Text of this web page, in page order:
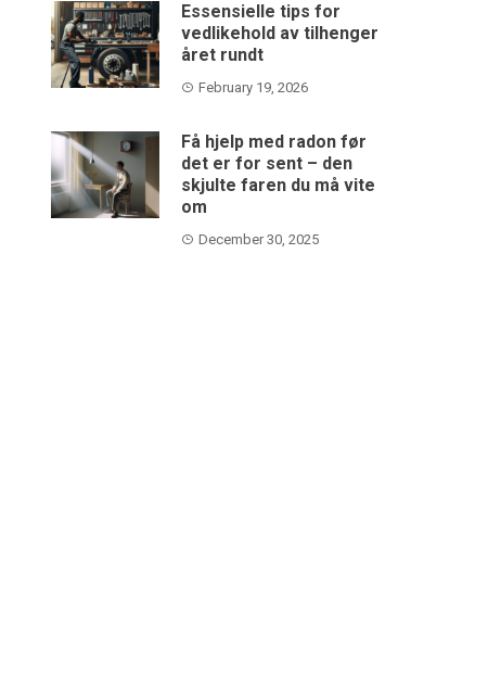
Essensielle tips for
vedlikehold av tilhenger
året rundt
February 19, 2026
Få hjelp med radon før
det er for sent – den
skjulte faren du må vite
om
December 30, 2025